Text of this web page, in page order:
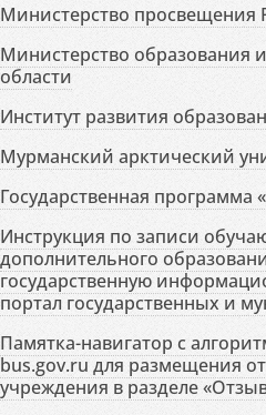
Министерство просвещения
Министерство образования
области
Институт развития
Мурманский арктический
Государственная программа
Инструкция по записи
дополнительного
государственную
портал государственных и
Памятка-навигатор с
bus.gov.ru для размещения
учреждения в разделе